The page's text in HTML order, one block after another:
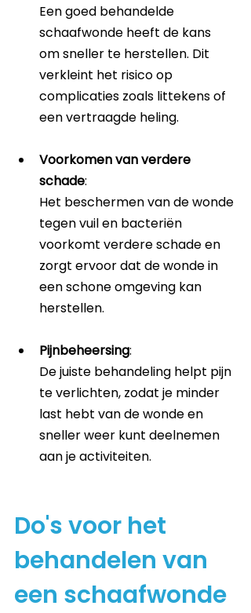
Een goed behandelde
schaafwonde heeft de kans
om sneller te herstellen. Dit
verkleint het risico op
complicaties zoals littekens of
een vertraagde heling.
Voorkomen van verdere
schade:
Het beschermen van de wonde
tegen vuil en bacteriën
voorkomt verdere schade en
zorgt ervoor dat de wonde in
een schone omgeving kan
herstellen.
Pijnbeheersing:
De juiste behandeling helpt pijn
te verlichten, zodat je minder
last hebt van de wonde en
sneller weer kunt deelnemen
aan je activiteiten.
Do's voor het
behandelen van
een schaafwonde